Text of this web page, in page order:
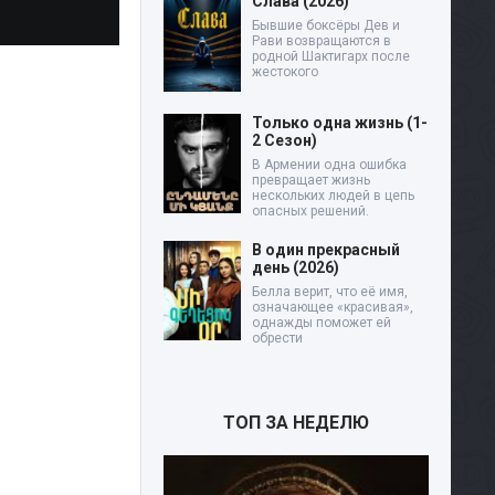
Бывшие боксёры Дев и
Рави возвращаются в
родной Шактигарх после
жестокого
Только одна жизнь (1-
2 Сезон)
В Армении одна ошибка
превращает жизнь
нескольких людей в цепь
опасных решений.
В один прекрасный
день (2026)
Белла верит, что её имя,
означающее «красивая»,
однажды поможет ей
обрести
ТОП ЗА НЕДЕЛЮ